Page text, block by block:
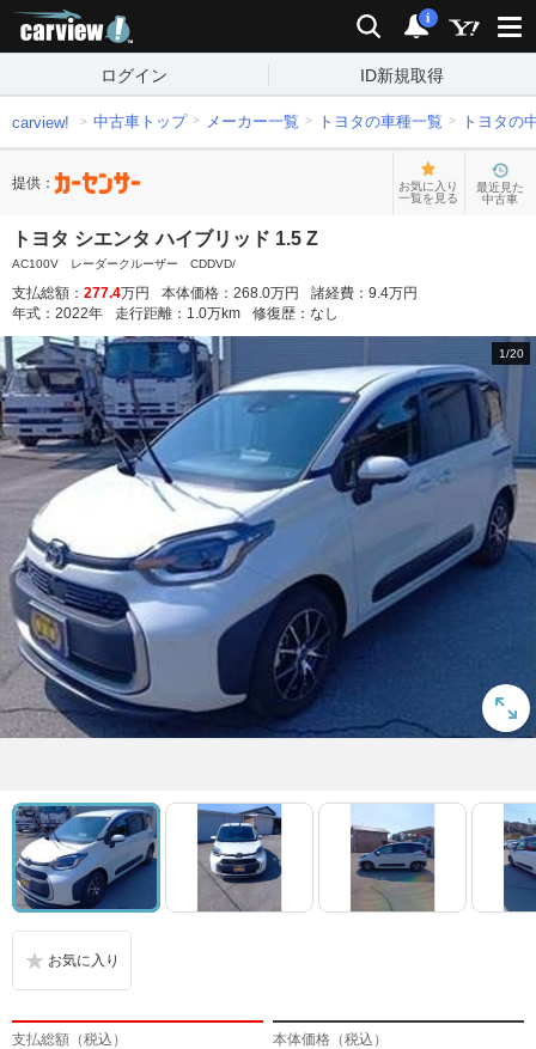
検索 通知
i
ログイン ID新規取得
carview! 中古車トップ メーカー一覧 トヨタの車種一覧 トヨタの
提供：
お気に入り
一覧を見る
最近見た
中古車
トヨタ シエンタ ハイブリッド 1.5 Z
AC100V レーダークルーザー CDDVD/
支払総額： 277.4万円 本体価格： 268.0万円 諸経費： 9.4万円
年式： 2022年 走行距離： 1.0万km 修復歴： なし
1/20
支払総額（税込） 本体価格（税込）